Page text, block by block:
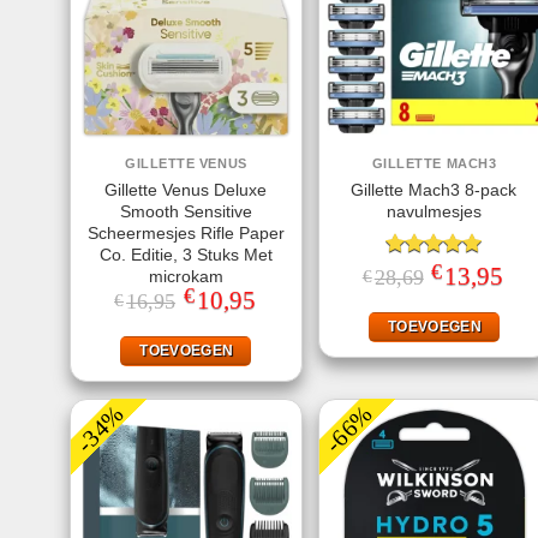
GILLETTE VENUS
Gillette Venus Deluxe
Smooth Sensitive
Scheermesjes Rifle Paper
Co. Editie, 3 Stuks Met
microkam
€16,95 Oorspronkelijke
prijs
€16,95.
€ 10,95prijs
TOEVOEGEN
GILLETTE MACH3
Gillette Mach3 8-pack
navulmesjes
Gewaardeerd
5.00uit 5
€28,69
prijs
€28,69.
€ 13,95
TOEVOEGEN
-34% -66%